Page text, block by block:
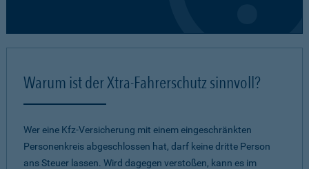
Warum ist der Xtra-Fahrerschutz sinnvoll?
Wer eine Kfz-Versicherung mit einem eingeschränkten
Personenkreis abgeschlossen hat, darf keine dritte Person
ans Steuer lassen. Wird dagegen verstoßen, kann es im